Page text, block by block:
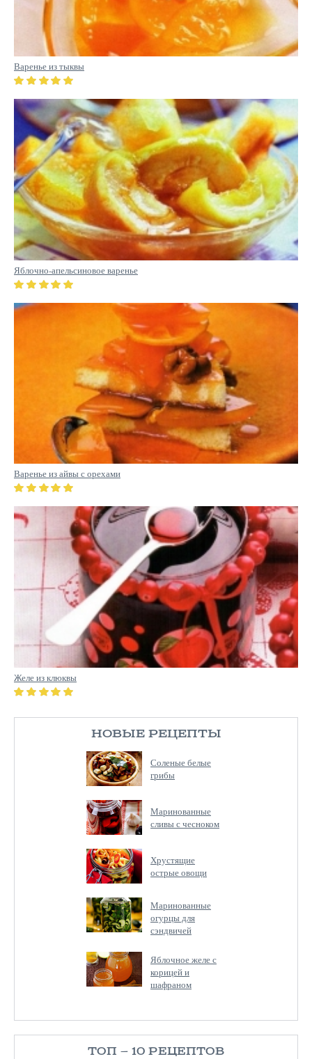
НОВЫЕ РЕЦЕПТЫ
Соленые белые
грибы
Маринованные
сливы с чесноком
Хрустящие
острые овощи
Маринованные
огурцы для
сэндвичей
Яблочное желе с
корицей и
шафраном
ТОП — 10 РЕЦЕПТОВ
Варенье из тыквы
Яблочно-апельсиновое варенье
Варенье из айвы с орехами
Желе из клюквы